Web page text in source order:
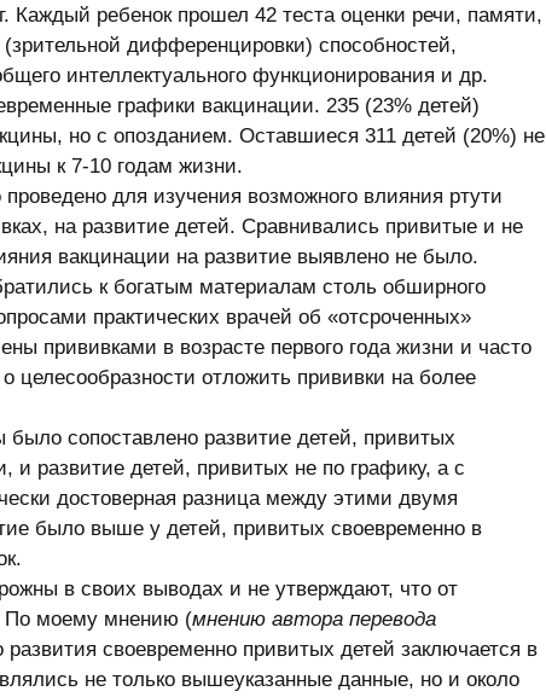
Каждый ребенок прошел 42 теста оценки речи, памяти,
дифференцировки) способностей,
интеллектуального функционирования и др.
графики вакцинации. 235 (23% детей)
но с опозданием. Оставшиеся 311 детей (20%) не
к 7-10 годам жизни.
для изучения возможного влияния ртути
на развитие детей. Сравнивались привитые и не
вакцинации на развитие выявлено не было.
к богатым материалам столь обширного
практических врачей об «отсроченных»
прививками в возрасте первого года жизни и часто
целесообразности отложить прививки на более
сопоставлено развитие детей, привитых
и развитие детей, привитых не по графику, а с
достоверная разница между этими двумя
было выше у детей, привитых своевременно в
в своих выводах и не утверждают, что от
По моему мнению (мнению автора перевода
развития своевременно привитых детей заключается в
не только вышеуказанные данные, но и около